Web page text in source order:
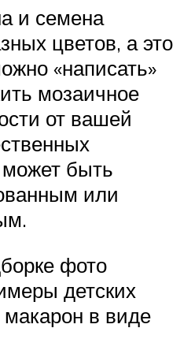
и семена
цветов, а это
«написать»
мозаичное
от вашей
может быть
или
фото
детских
макарон в виде